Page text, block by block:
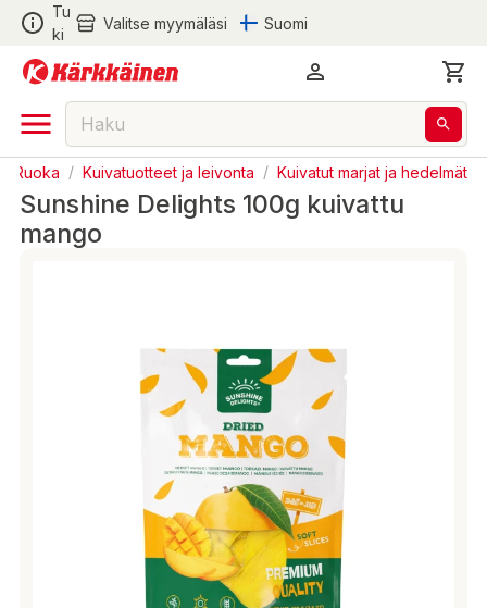
Tu
ki
Valitse myymäläsi Suomi
Ruoka / Kuivatuotteet ja leivonta / Kuivatut marjat ja hedelmät
Sunshine Delights 100g kuivattu
mango